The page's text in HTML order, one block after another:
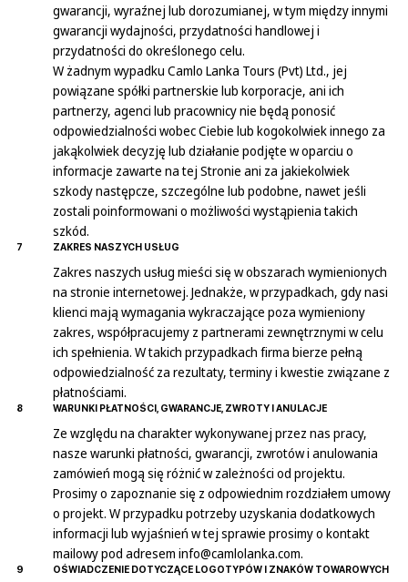
gwarancji, wyraźnej lub dorozumianej, w tym między innymi
gwarancji wydajności, przydatności handlowej i
przydatności do określonego celu.
W żadnym wypadku Camlo Lanka Tours (Pvt) Ltd., jej
powiązane spółki partnerskie lub korporacje, ani ich
partnerzy, agenci lub pracownicy nie będą ponosić
odpowiedzialności wobec Ciebie lub kogokolwiek innego za
jakąkolwiek decyzję lub działanie podjęte w oparciu o
informacje zawarte na tej Stronie ani za jakiekolwiek
szkody następcze, szczególne lub podobne, nawet jeśli
zostali poinformowani o możliwości wystąpienia takich
szkód.
7 ZAKRES NASZYCH USŁUG
Zakres naszych usług mieści się w obszarach wymienionych
na stronie internetowej. Jednakże, w przypadkach, gdy nasi
klienci mają wymagania wykraczające poza wymieniony
zakres, współpracujemy z partnerami zewnętrznymi w celu
ich spełnienia. W takich przypadkach firma bierze pełną
odpowiedzialność za rezultaty, terminy i kwestie związane z
płatnościami.
8 WARUNKI PŁATNOŚCI, GWARANCJE, ZWROTY I ANULACJE
Ze względu na charakter wykonywanej przez nas pracy,
nasze warunki płatności, gwarancji, zwrotów i anulowania
zamówień mogą się różnić w zależności od projektu.
Prosimy o zapoznanie się z odpowiednim rozdziałem umowy
o projekt. W przypadku potrzeby uzyskania dodatkowych
informacji lub wyjaśnień w tej sprawie prosimy o kontakt
mailowy pod adresem info@camlolanka.com.
9 OŚWIADCZENIE DOTYCZĄCE LOGOTYPÓW I ZNAKÓW TOWAROWYCH